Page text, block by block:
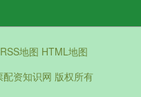
RSS地图 HTML地图
配资知识网 版权所有